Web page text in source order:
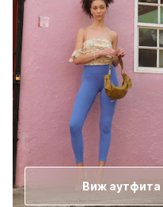
Виж аутфита